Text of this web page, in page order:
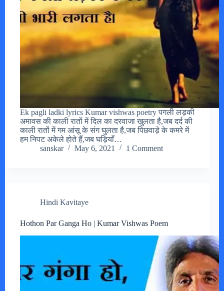
Ek pagli ladki lyrics Kumar vishwas poetry पगली लड़की
अमावस की काली रातों में दिल का दरवाजा खुलता है,जब दर्द की
काली रातों में गम आंसू के संग घुलता है,जब पिछवाड़े के कमरे में
हम निपट अकेले होते हैं,जब घड़ियाँ…
sanskar
May 6, 2021 1 Comment
Hindi Kavitaye
Hothon Par Ganga Ho | Kumar Vishwas Poem